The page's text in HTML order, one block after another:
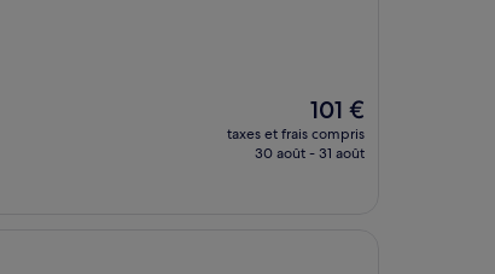
Le
nouveau
prix
101 €
taxes et frais compris
30 août - 31 août